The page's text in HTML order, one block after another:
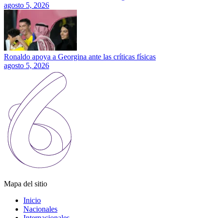
agosto 5, 2026
Ronaldo apoya a Georgina ante las críticas físicas
agosto 5, 2026
Mapa del sitio
Inicio
Nacionales